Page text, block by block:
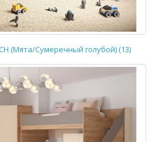
(Мята/Сумеречный голубой) (13)